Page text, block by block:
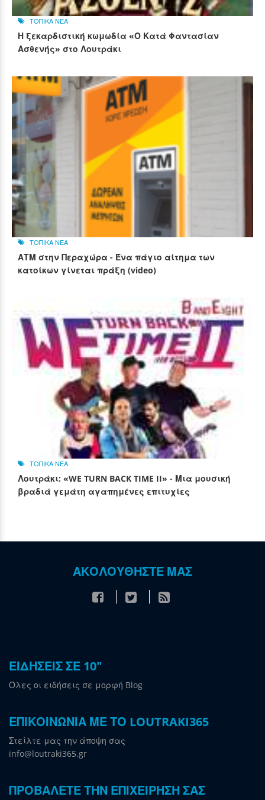
ΤΟΠΙΚΑ ΝΕΑ
Η ξεκαρδιστική κωμωδία «Ο Κατά Φαντασίαν
Ασθενής» στο Λουτράκι
ΤΟΠΙΚΑ ΝΕΑ
ΑΤΜ στην Περαχώρα - Ένα πάγιο αίτημα των
κατοίκων γίνεται πράξη (video)
ΤΟΠΙΚΑ ΝΕΑ
Λουτράκι: «WE TURN BACK TIME II» - Μια μουσική
βραδιά γεμάτη αγαπημένες επιτυχίες
ΑΚΟΛΟΥΘΗΣΤΕ ΜΑΣ
ΕΙΔΗΣΕΙΣ ΣΕ 10"
Όλες οι ειδήσεις σε μορφή Blog
ΕΠΙΚΟΙΝΩΝΙΑ ΜΕ ΤΟ LOUTRAKI365
Στείλτε μας την άποψη σας
info@loutraki365.gr
ΠΡΟΒΑΛΕΤΕ ΤΗΝ ΕΠΙΧΕΙΡΗΣΗ ΣΑΣ